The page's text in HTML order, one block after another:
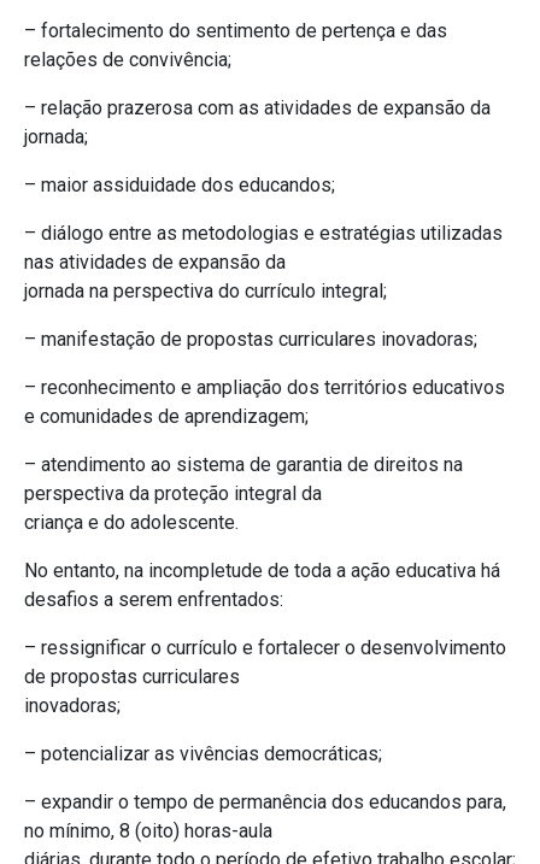
– fortalecimento do sentimento de pertença e das
relações de convivência;
– relação prazerosa com as atividades de expansão da
jornada;
– maior assiduidade dos educandos;
– diálogo entre as metodologias e estratégias utilizadas
nas atividades de expansão da
jornada na perspectiva do currículo integral;
– manifestação de propostas curriculares inovadoras;
– reconhecimento e ampliação dos territórios educativos
e comunidades de aprendizagem;
– atendimento ao sistema de garantia de direitos na
perspectiva da proteção integral da
criança e do adolescente.
No entanto, na incompletude de toda a ação educativa há
desafios a serem enfrentados:
– ressignificar o currículo e fortalecer o desenvolvimento
de propostas curriculares
inovadoras;
– potencializar as vivências democráticas;
– expandir o tempo de permanência dos educandos para,
no mínimo, 8 (oito) horas-aula